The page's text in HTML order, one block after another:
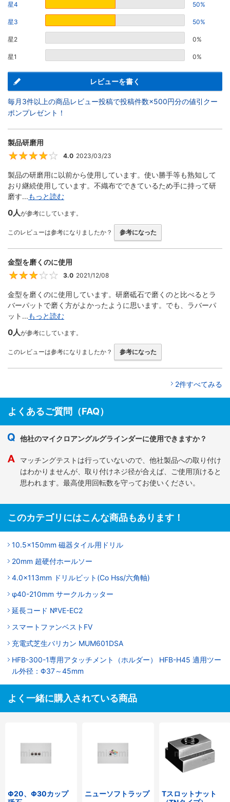
星4 50%
星3 50%
星2 0%
星1 0%
レビューを書く
毎月3件以上の商品レビュー投稿で投稿件数×500円分の値引クー
ポンプレゼント！
製品研磨用
4
4.0 2023/03/23
製品の研磨用に以前から使用しています。使い勝手等も熟知して
おり継続使用しています。不織布でできているため手に持って研
磨す...もっと読む
0人が参考にしています。
このレビューは参考になりましたか？ 参考になった
金型を磨くのに使用
3
3.0 2021/12/08
金型を磨くのに使用しています。研磨砥石で磨くのと比べるとラ
バーパットで磨く方がよかったように思います。でも、ラバーパ
ット...もっと読む
0人が参考にしています。
このレビューは参考になりましたか？ 参考になった
2件すべてみる
よくあるご質問（FAQ）
他社のマイクロアングルグラインダーに使用できますか？
マッチングテストは行っていないので、他社製品への取り付け
はわかりませんが、取り付けネジ径が合えば、ご使用頂けると
思われます。最高使用回転数を守ってお使いください。
このカテゴリにはこんな商品もあります！
10.5x150mm 磁器タイル用ドリル
20mm 超硬付ホールソー
4.0x113mm ドリルビット(Co Hss/六角軸)
φ40-210mm サークルカッター
延長コード №VE-EC2
スマートファンベストFV
充電式芝生バリカン MUM601DSA
HFB-300-1専用アタッチメント（ホルダー） HFB-H45 適用ツー
ル外径：Φ37～45mm
よく一緒に購入されている商品
Φ20、Φ30カップ
ニューソフトラップ
Tスロットナット